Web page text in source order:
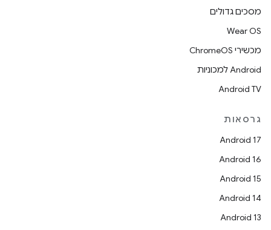
מסכים גדולים
Wear OS
מכשירי ChromeOS
Android למכוניות
Android TV
גרסאות
Android 17
Android 16
Android 15
Android 14
Android 13